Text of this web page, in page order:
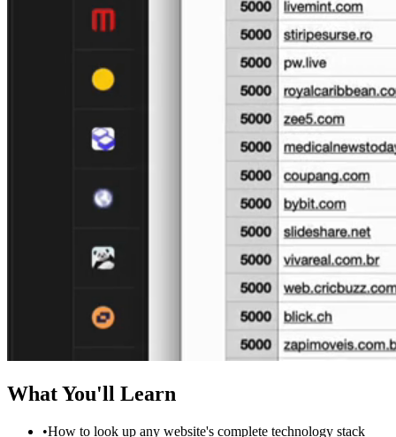
What You'll Learn
•How to look up any website's complete technology stack